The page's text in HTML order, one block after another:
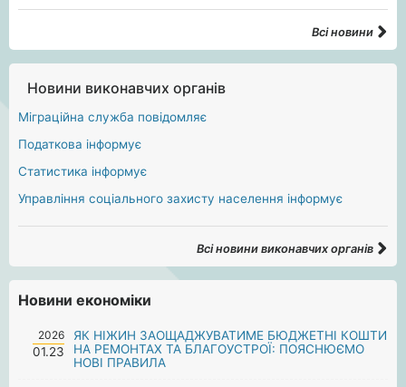
Всі новини
Новини виконавчих органів
Міграційна служба повідомляє
Податкова інформує
Статистика інформує
Управління соціального захисту населення інформує
Всі новини виконавчих органів
Новини економіки
2026
01.23
ЯК НІЖИН ЗАОЩАДЖУВАТИМЕ БЮДЖЕТНІ КОШТИ
НА РЕМОНТАХ ТА БЛАГОУСТРОЇ: ПОЯСНЮЄМО
НОВІ ПРАВИЛА